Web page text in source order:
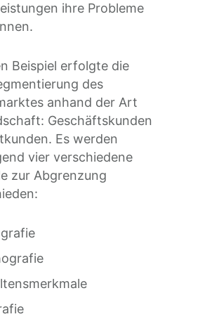
ihre Probleme
Beispiel erfolgte die
des
anhand der Art
Geschäftskunden
Es werden
vier verschiedene
zur Abgrenzung